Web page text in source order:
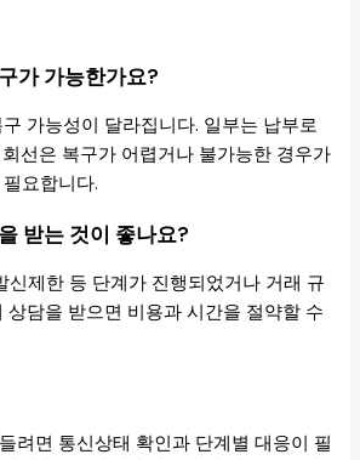
가 가능한가요?
가능성이 달라집니다. 일부는 납부로
선은 복구가 어렵거나 불가능한 경우가
요합니다.
받는 것이 좋나요?
신제한 등 단계가 진행되었거나 거래 규
상담을 받으면 비용과 시간을 절약할 수
려면 통신상태 확인과 단계별 대응이 필